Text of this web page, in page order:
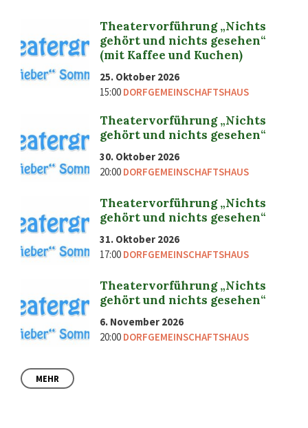
Theatervorführung „Nichts
gehört und nichts gesehen“
(mit Kaffee und Kuchen)
25. Oktober 2026
15:00 DORFGEMEINSCHAFTSHAUS
Theatervorführung „Nichts
gehört und nichts gesehen“
30. Oktober 2026
20:00 DORFGEMEINSCHAFTSHAUS
Theatervorführung „Nichts
gehört und nichts gesehen“
31. Oktober 2026
17:00 DORFGEMEINSCHAFTSHAUS
Theatervorführung „Nichts
gehört und nichts gesehen“
6. November 2026
20:00 DORFGEMEINSCHAFTSHAUS
MEHR